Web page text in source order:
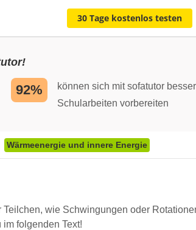
30 Tage kostenlos testen
92%
können sich mit sofatutor
Schularbeiten vorbereiten
Wärmeenergie und innere Energie
wie Schwingungen oder
folgenden Text!